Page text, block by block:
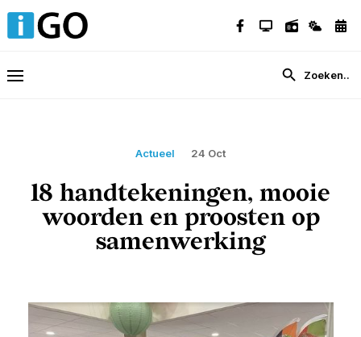
Actueel 24 Oct
18 handtekeningen, mooie
woorden en proosten op
samenwerking